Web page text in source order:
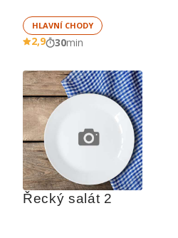
HLAVNÍ CHODY
2,9 30min
Řecký salát 2